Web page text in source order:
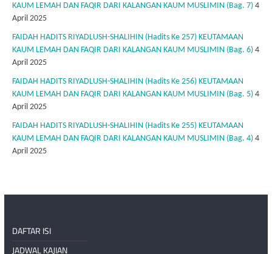
KAUM LEMAH DAN FAQIR DARI KALANGAN KAUM MUSLIMIN (Bag. 7) 4
April 2025
FAIDAH HADITS RIYADLUSH-SHALIHIN (Hadits Ke 257) KEUTAMAAN
KAUM LEMAH DAN FAQIR DARI KALANGAN KAUM MUSLIMIN (Bag. 6) 4
April 2025
FAIDAH HADITS RIYADLUSH-SHALIHIN (Hadits Ke 256) KEUTAMAAN
KAUM LEMAH DAN FAQIR DARI KALANGAN KAUM MUSLIMIN (Bag. 5) 4
April 2025
FAIDAH HADITS RIYADLUSH-SHALIHIN (Hadits Ke 255) KEUTAMAAN
KAUM LEMAH DAN FAQIR DARI KALANGAN KAUM MUSLIMIN (Bag. 4) 4
April 2025
DAFTAR ISI
JADWAL KAJIAN